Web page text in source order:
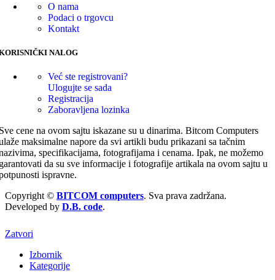
O nama
Podaci o trgovcu
Kontakt
NALOG
Već ste registrovani?
Ulogujte se sada
Registracija
Zaboravljena lozinka
cene na ovom sajtu iskazane su u dinarima. Bitcom Computers
maksimalne napore da svi artikli budu prikazani sa tačnim
specifikacijama, fotografijama i cenama. Ipak, ne možemo
da su sve informacije i fotografije artikala na ovom sajtu u
ispravne.
Copyright © BITCOM computers. Sva prava zadržana.
Developed by D.B. code.
Zatvori
Izbornik
Kategorije